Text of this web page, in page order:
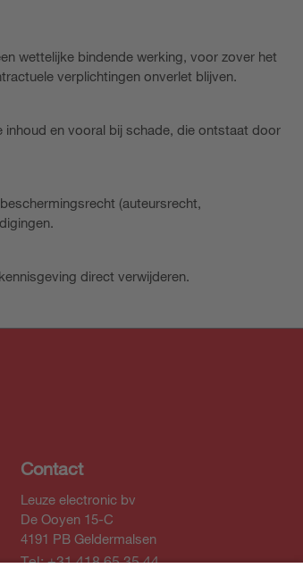
wettelijke bindende werking, voor zover het
verplichtingen onverlet blijven.
inhoud en vooral bij schade, die ontstaat door
(auteursrecht,
direct verwijderen.
Contact
Leuze electronic bv
De Ooyen 15-C
4191 PB Geldermalsen
Tel: +31 418 65 35 44